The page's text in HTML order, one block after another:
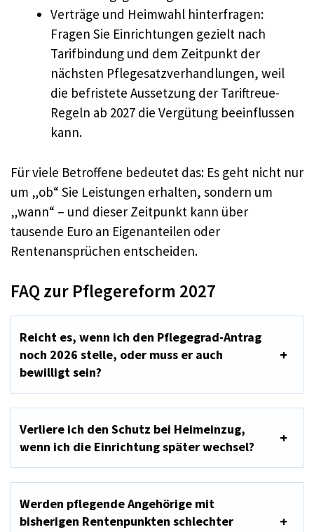
Verträge und Heimwahl hinterfragen:
Fragen Sie Einrichtungen gezielt nach
Tarifbindung und dem Zeitpunkt der
nächsten Pflegesatzverhandlungen, weil
die befristete Aussetzung der Tariftreue-
Regeln ab 2027 die Vergütung beeinflussen
kann.
Für viele Betroffene bedeutet das: Es geht nicht nur
um „ob“ Sie Leistungen erhalten, sondern um
„wann“ – und dieser Zeitpunkt kann über
tausende Euro an Eigenanteilen oder
Rentenansprüchen entscheiden.
FAQ zur Pflegereform 2027
Reicht es, wenn ich den Pflegegrad-Antrag
noch 2026 stelle, oder muss er auch
bewilligt sein?
Verliere ich den Schutz bei Heimeinzug,
wenn ich die Einrichtung später wechsel?
Werden pflegende Angehörige mit
bisherigen Rentenpunkten schlechter